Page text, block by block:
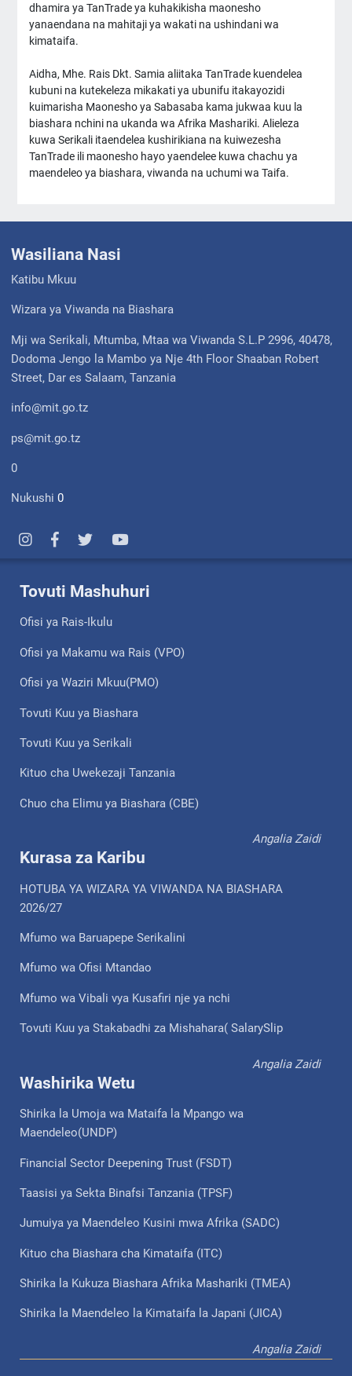
dhamira ya TanTrade ya kuhakikisha maonesho
yanaendana na mahitaji ya wakati na ushindani wa
kimataifa.
Aidha, Mhe. Rais Dkt. Samia aliitaka TanTrade kuendelea
kubuni na kutekeleza mikakati ya ubunifu itakayozidi
kuimarisha Maonesho ya Sabasaba kama jukwaa kuu la
biashara nchini na ukanda wa Afrika Mashariki. Alieleza
kuwa Serikali itaendelea kushirikiana na kuiwezesha
TanTrade ili maonesho hayo yaendelee kuwa chachu ya
maendeleo ya biashara, viwanda na uchumi wa Taifa.
Wasiliana Nasi
Katibu Mkuu
Wizara ya Viwanda na Biashara
Mji wa Serikali, Mtumba, Mtaa wa Viwanda S.L.P 2996, 40478,
Dodoma Jengo la Mambo ya Nje 4th Floor Shaaban Robert
Street, Dar es Salaam, Tanzania
info@mit.go.tz
ps@mit.go.tz
0
Nukushi0
Tovuti Mashuhuri
Ofisi ya Rais-Ikulu
Ofisi ya Makamu wa Rais (VPO)
Ofisi ya Waziri Mkuu(PMO)
Tovuti Kuu ya Biashara
Tovuti Kuu ya Serikali
Kituo cha Uwekezaji Tanzania
Chuo cha Elimu ya Biashara (CBE)
Angalia Zaidi
Kurasa za Karibu
HOTUBA YA WIZARA YA VIWANDA NA BIASHARA
2026/27
Mfumo wa Baruapepe Serikalini
Mfumo wa Ofisi Mtandao
Mfumo wa Vibali vya Kusafiri nje ya nchi
Tovuti Kuu ya Stakabadhi za Mishahara( SalarySlip
Angalia Zaidi
Washirika Wetu
Shirika la Umoja wa Mataifa la Mpango wa
Maendeleo(UNDP)
Financial Sector Deepening Trust (FSDT)
Taasisi ya Sekta Binafsi Tanzania (TPSF)
Jumuiya ya Maendeleo Kusini mwa Afrika (SADC)
Kituo cha Biashara cha Kimataifa (ITC)
Shirika la Kukuza Biashara Afrika Mashariki (TMEA)
Shirika la Maendeleo la Kimataifa la Japani (JICA)
Angalia Zaidi